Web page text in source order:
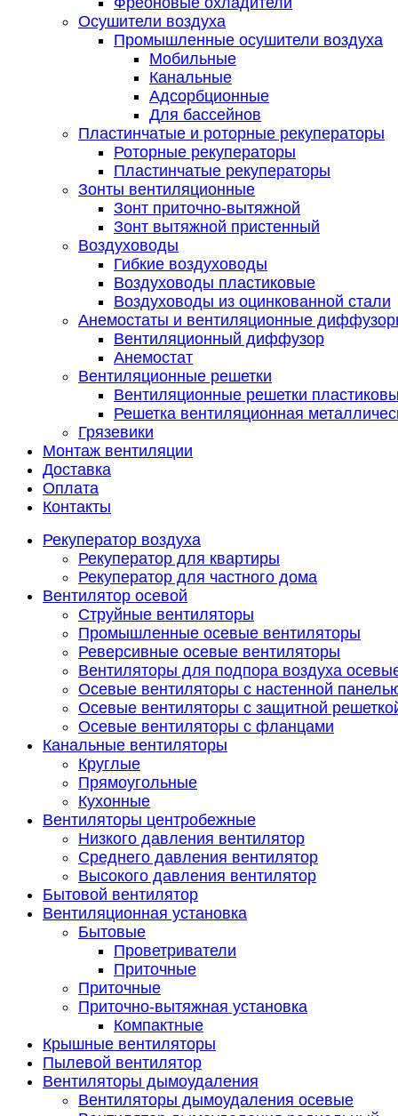
Осушители воздуха
Промышленные осушители воздуха
Мобильные
Канальные
Адсорбционные
Для бассейнов
Пластинчатые и роторные рекуператоры
Роторные рекуператоры
Пластинчатые рекуператоры
Зонты вентиляционные
Зонт приточно-вытяжной
Зонт вытяжной пристенный
Воздуховоды
Гибкие воздуховоды
Воздуховоды пластиковые
Воздуховоды из оцинкованной стали
Анемостаты и вентиляционные
Вентиляционный диффузор
Анемостат
Вентиляционные решетки
Вентиляционные решетки
Решетка вентиляционная
Грязевики
Монтаж вентиляции
Доставка
Оплата
Контакты
Рекуператор воздуха
Рекуператор для квартиры
Рекуператор для частного дома
Вентилятор осевой
Струйные вентиляторы
Промышленные осевые вентиляторы
Реверсивные осевые вентиляторы
Вентиляторы для подпора воздуха
Осевые вентиляторы с настенной
Осевые вентиляторы с защитной
Осевые вентиляторы с фланцами
Канальные вентиляторы
Круглые
Прямоугольные
Кухонные
Вентиляторы центробежные
Низкого давления вентилятор
Среднего давления вентилятор
Высокого давления вентилятор
Бытовой вентилятор
Вентиляционная установка
Бытовые
Проветриватели
Приточные
Приточные
Приточно-вытяжная установка
Компактные
Крышные вентиляторы
Пылевой вентилятор
Вентиляторы дымоудаления
Вентиляторы дымоудаления осевые